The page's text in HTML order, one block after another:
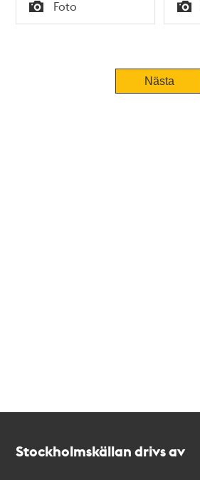
Typ
Foto
Typ
Nästa
Stockholmskällan drivs av